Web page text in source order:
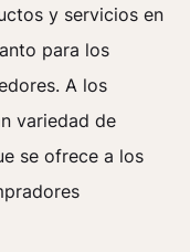
y servicios en
para los
A los
variedad de
se ofrece a los